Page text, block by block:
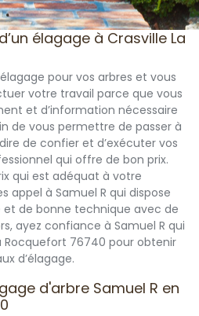
élagage à Crasville La
pour vos arbres et vous
votre travail parce que vous
et d’information nécessaire
de vous permettre de passer à
de confier et d’exécuter vos
qui offre de bon prix.
qui est adéquat à votre
appel à Samuel R qui dispose
de bonne technique avec de
ayez confiance à Samuel R qui
Rocquefort 76740 pour obtenir
d’élagage.
d'arbre Samuel R en